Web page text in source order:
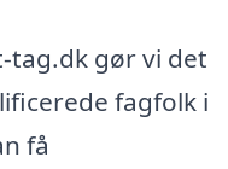
tag.dk gør vi det
fagfolk i
få